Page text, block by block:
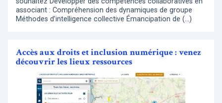
associant : Compréhension des dynamiques de groupe
Méthodes d’intelligence collective Émancipation de (…)
Accès aux droits et inclusion numérique : venez
découvrir les lieux ressources